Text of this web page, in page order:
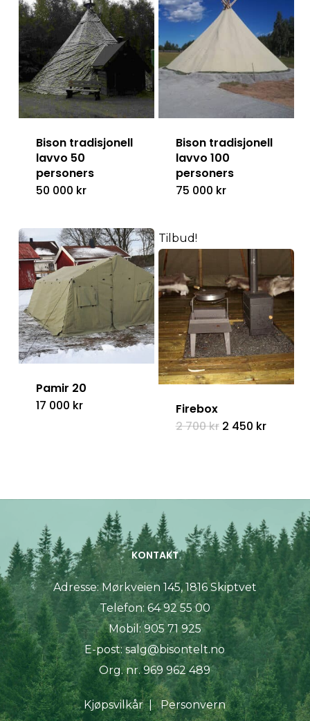
Bison tradisjonell
lavvo 50
personers
50 000 kr
Bison tradisjonell
lavvo 100
personers
75 000 kr
Pamir 20
17 000 kr
Tilbud!
Firebox
2 700kr Opprinnelig
2 450 kr
KONTAKT
Adresse:Mørkveien 145, 1816 Skiptvet
Telefon: 64 92 55 00
Mobil: 905 71 925
E-post:salg@bisontelt.no
Org. nr. 969 962 489
Kjøpsvilkår|Personvern